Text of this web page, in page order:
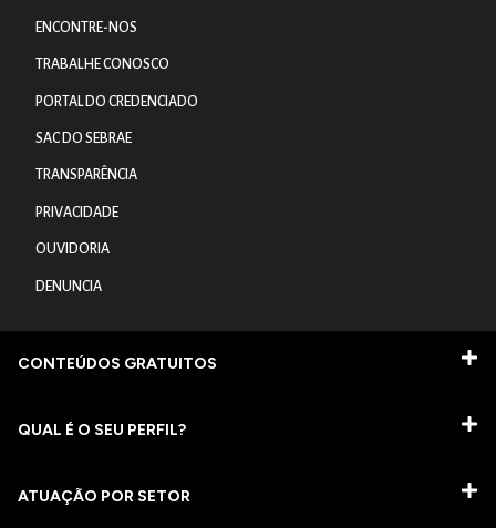
ENCONTRE-NOS
TRABALHE CONOSCO
PORTAL DO CREDENCIADO
SAC DO SEBRAE
TRANSPARÊNCIA
PRIVACIDADE
OUVIDORIA
DENUNCIA
CONTEÚDOS GRATUITOS
QUAL É O SEU PERFIL?
ATUAÇÃO POR SETOR